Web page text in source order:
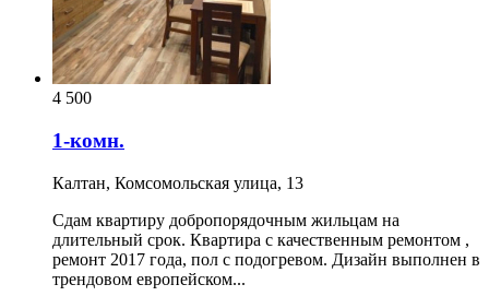
4 500
1-комн.
Калтан, Комсомольская улица, 13
Сдам квартиру добропорядочным жильцам на
длительный срок. Квартира с качественным ремонтом ,
ремонт 2017 года, пол с подогревом. Дизайн выполнен в
трендовом европейском...